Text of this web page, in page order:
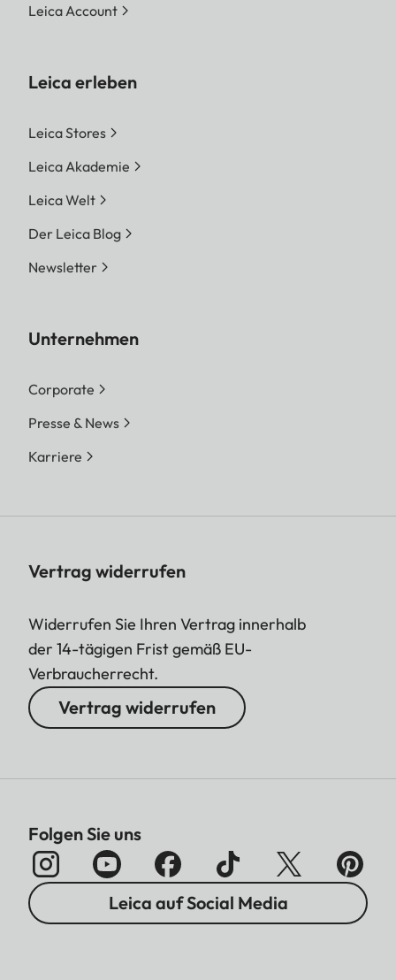
Leica Account
Leica erleben
Leica Stores
Leica Akademie
Leica Welt
Der Leica Blog
Newsletter
Unternehmen
Corporate
Presse & News
Karriere
Vertrag widerrufen
Widerrufen Sie Ihren Vertrag innerhalb
der 14-tägigen Frist gemäß EU-
Verbraucherrecht.
Vertrag widerrufen
Folgen Sie uns
Leica auf Social Media